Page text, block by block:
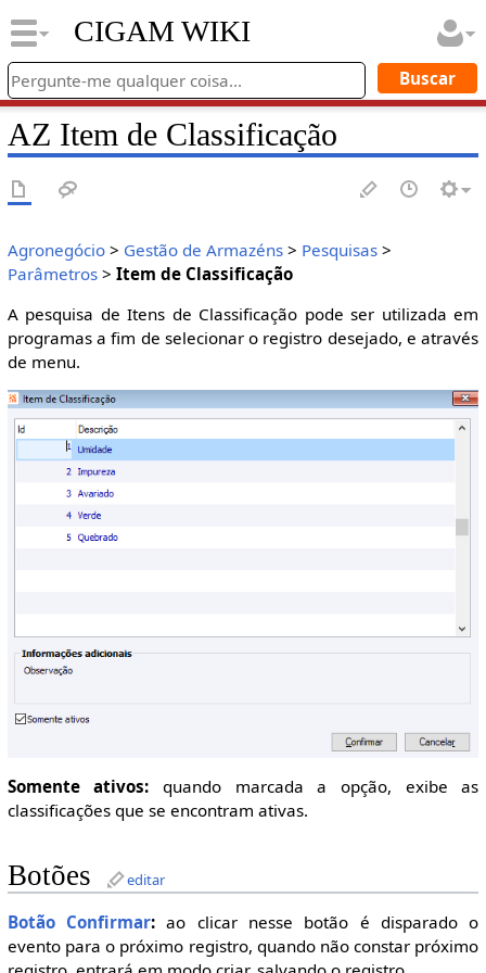
CIGAM WIKI
AZ Item de Classificação
Agronegócio> Gestão de Armazéns> Pesquisas>
Parâmetros> Item de Classificação
A pesquisa de Itens de Classificação pode ser utilizada em
programas a fim de selecionar o registro desejado, e através
de menu.
Somente ativos: quando marcada a opção, exibe as
classificações que se encontram ativas.
Botões editar
Botão Confirmar: ao clicar nesse botão é disparado o
evento para o próximo registro, quando não constar próximo